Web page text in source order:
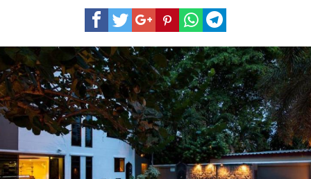
การ์เดน
โฮเต็ล
–
Maya
Garden
Hotel
–
Pattaya